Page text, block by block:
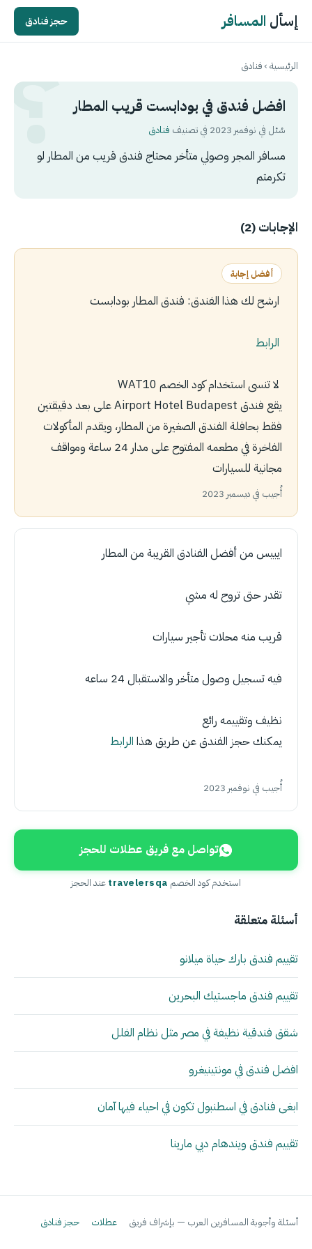
إسأل المسافر حجز فنادق
الرئيسية›فنادق
افضل فندق في بودابست قريب المطار
سُئل في نوفمبر 2023 في تصنيف فنادق
مسافر المجر وصولي متأخر محتاج فندق قريب من المطار لو
تكرمتم
الإجابات (2)
أفضل إجابة
ارشح لك هذا الفندق: فندق المطار بودابست
الرابط
لا تنسى استخدام كود الخصم WAT10
يقع فندق Airport Hotel Budapest على بعد دقيقتين
فقط بحافلة الفندق الصغيرة من المطار، ويقدم المأكولات
الفاخرة في مطعمه المفتوح على مدار 24 ساعة ومواقف
مجانية للسيارات
أُجيب في ديسمبر 2023
ايبيس من أفضل الفنادق القريبة من المطار
تقدر حتى تروح له مشي
قريب منه محلات تأجير سيارات
فيه تسجيل وصول متأخر والاستقبال 24 ساعه
نظيف وتقييمه رائع
يمكنك حجز الفندق عن طريق هذا الرابط
أُجيب في نوفمبر 2023
تواصل مع فريق عطلات للحجز
استخدم كود الخصم travelersqaعند الحجز
أسئلة متعلقة
تقييم فندق بارك حياة ميلانو
تقييم فندق ماجستيك البحرين
شقق فندقية نظيفة في مصر مثل نظام الفلل
افضل فندق في مونتينيغرو
ابغى فنادق في اسطنبول تكون في احياء فيها آمان
تقييم فندق ويندهام دبي مارينا
أسئلة وأجوبة المسافرين العرب — بإشراف فريق عطلات حجز فنادق